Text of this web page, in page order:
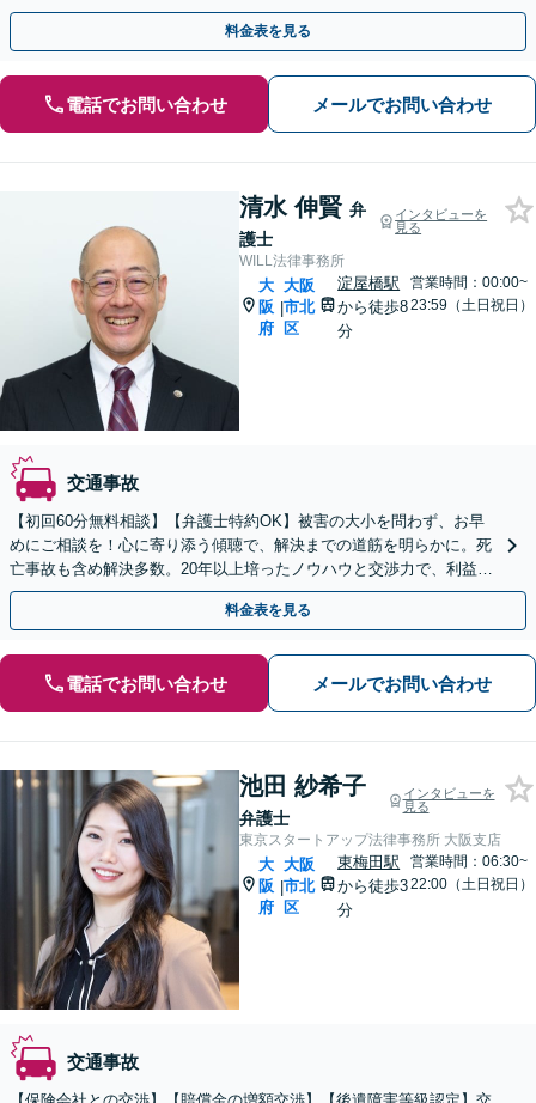
【初回面談無料】【夜間面談可】【ビデオ面談可】
料金表を見る
電話でお問い合わせ メールでお問い合わせ
清水 伸賢 弁
護士
インタビューを
見る
WILL法律事務所
大
阪
府
|
大阪
市北
区
淀屋橋駅
から徒歩8
分
営業時間：00:00~
23:59（土日祝日）
交通事故
【初回60分無料相談】【弁護士特約OK】被害の大小を問わず、お早
めにご相談を！心に寄り添う傾聴で、解決までの道筋を明らかに。死
亡事故も含め解決多数。20年以上培ったノウハウと交渉力で、利益の
最大化を目指します【休日・夜間対応】【完全個室】
料金表を見る
電話でお問い合わせ メールでお問い合わせ
池田 紗希子
弁護士
インタビューを
見る
東京スタートアップ法律事務所 大阪支店
大
阪
府
|
大阪
市北
区
東梅田駅
から徒歩3
分
営業時間：06:30~
22:00（土日祝日）
交通事故